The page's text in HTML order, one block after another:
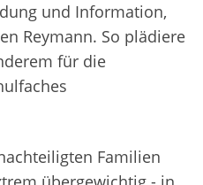
und Information,
Reymann. So plädiere
für die
Familien